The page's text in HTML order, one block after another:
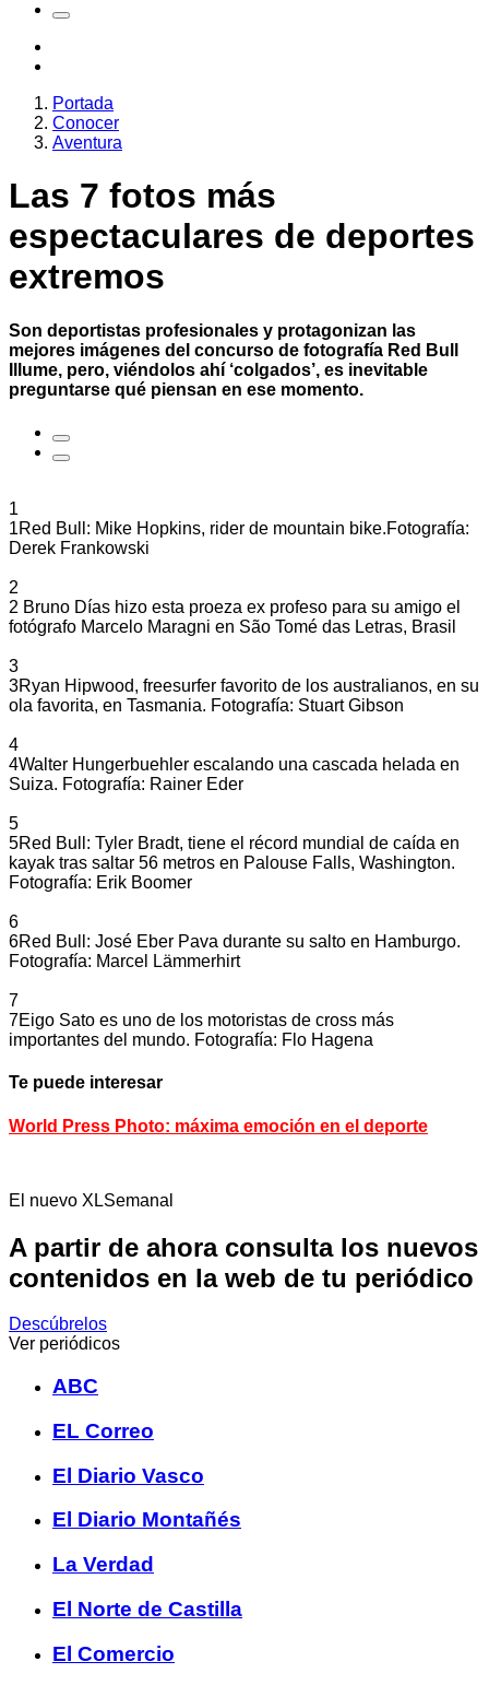
Portada
Conocer
Aventura
Las 7 fotos más
espectaculares de deportes
extremos
Son deportistas profesionales y protagonizan las
mejores imágenes del concurso de fotografía Red Bull
Illume, pero, viéndolos ahí ‘colgados’, es inevitable
preguntarse qué piensan en ese momento.
1
1Red Bull: Mike Hopkins, rider de mountain bike.Fotografía:
Derek Frankowski
2
2 Bruno Días hizo esta proeza ex profeso para su amigo el
fotógrafo Marcelo Maragni en São Tomé das Letras, Brasil
3
3Ryan Hipwood, freesurfer favorito de los australianos, en su
ola favorita, en Tasmania. Fotografía: Stuart Gibson
4
4Walter Hungerbuehler escalando una cascada helada en
Suiza. Fotografía: Rainer Eder
5
5Red Bull: Tyler Bradt, tiene el récord mundial de caída en
kayak tras saltar 56 metros en Palouse Falls, Washington.
Fotografía: Erik Boomer
6
6Red Bull: José Eber Pava durante su salto en Hamburgo.
Fotografía: Marcel Lämmerhirt
7
7Eigo Sato es uno de los motoristas de cross más
importantes del mundo. Fotografía: Flo Hagena
Te puede interesar
World Press Photo: máxima emoción en el deporte
El nuevo XLSemanal
A partir de ahora consulta los nuevos
contenidos en la web de tu periódico
Descúbrelos
Ver periódicos
ABC
EL Correo
El Diario Vasco
El Diario Montañés
La Verdad
El Norte de Castilla
El Comercio